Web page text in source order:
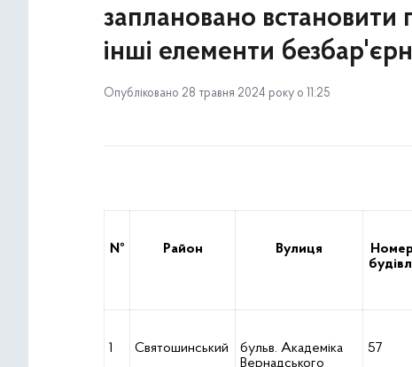
заплановано
інші елементи
Опубліковано 28 травня 2024 року о 11:25
№ Район Вулиця
1 Святошинський
бульв. Академіка
Вернадського
57